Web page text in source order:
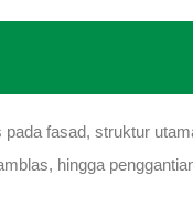
fasad, struktur
hingga